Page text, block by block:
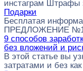
инстаграм Штрафы
Подарки
Бесплатая
ПРЕДЛОЖЕНИЕ №1
9 способов
без вложений и
В этой статье вы
затратами и без как